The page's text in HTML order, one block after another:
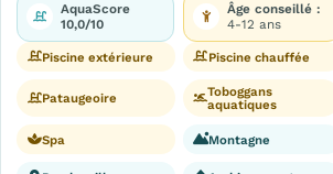
AquaScore
10,0/10
Âge conseillé :
4-12 ans
Piscine extérieure Piscine chauffée
Pataugeoire
Toboggans
aquatiques
Spa Montagne